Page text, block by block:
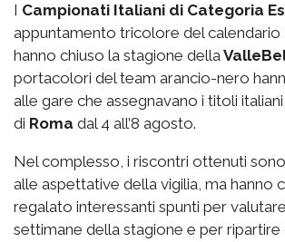
I Campionati Italiani di Categoria
appuntamento tricolore del calendario
hanno chiuso la stagione della
portacolori del team arancio-nero
alle gare che assegnavano i titoli
di Roma dal 4 all’8 agosto.
Nel complesso, i riscontri ottenuti
alle aspettative della vigilia, ma hanno
regalato interessanti spunti per
settimane della stagione e per